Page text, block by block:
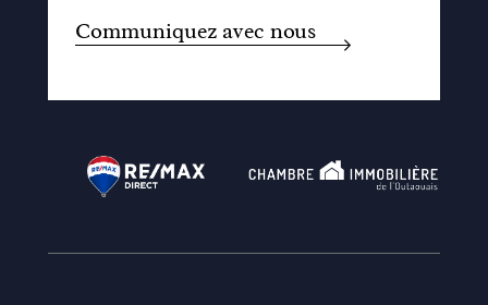
Communiquez avec nous